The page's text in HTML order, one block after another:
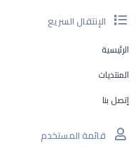
الإنتقال السريع
الرئيسية
المنتديات
إتصل بنا
قائمة المستخدم